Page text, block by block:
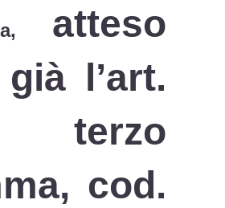
atteso
l’art.
terzo
cod.